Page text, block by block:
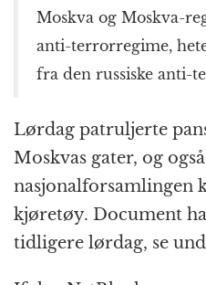
Moskva og Moskva-
anti-terrorregime,
fra den russiske anti-
Lørdag patruljerte
Moskvas gater, og
nasjonalforsamlingen
kjøretøy. Document
tidligere lørdag, se